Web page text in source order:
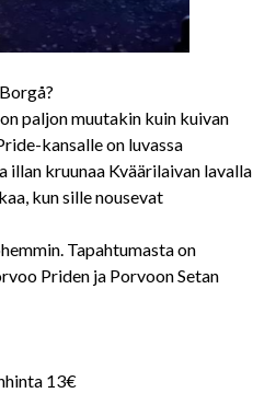
paljon muutakin kuin kuivan
kansalle on luvassa
illan kruunaa Kväärilaivan lavalla
kun sille nousevat
Tapahtumasta on
Priden ja Porvoon Setan
13€